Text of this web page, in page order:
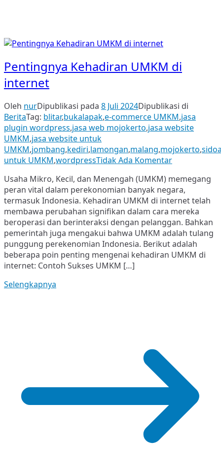
Pentingnya Kehadiran UMKM di
internet
Oleh nurDipublikasi pada 8 Juli 2024Dipublikasi di
BeritaTag: blitar,bukalapak,e-commerce UMKM,jasa
plugin wordpress,jasa web mojokerto,jasa website
UMKM,jasa website untuk
UMKM,jombang,kediri,lamongan,malang,mojokerto,
untuk UMKM,wordpressTidak Ada Komentarpada
Kehadiran
UMKM
di
internet
Usaha Mikro, Kecil, dan Menengah (UMKM) memegang
peran vital dalam perekonomian banyak negara,
termasuk Indonesia. Kehadiran UMKM di internet telah
membawa perubahan signifikan dalam cara mereka
beroperasi dan berinteraksi dengan pelanggan. Bahkan
pemerintah juga mengakui bahwa UMKM adalah tulang
punggung perekenomian Indonesia. Berikut adalah
beberapa poin penting mengenai kehadiran UMKM di
internet: Contoh Sukses UMKM […]
Selengkapnya